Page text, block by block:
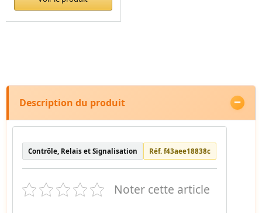
Description du produit
Contrôle, Relais et Signalisation Réf. f43aee18838c
Noter cette article